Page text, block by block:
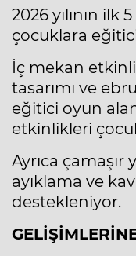
2026 yılının
çocuklara
İç mekan
tasarımı ve
eğitici oyun
etkinlikleri
Ayrıca
ayıklama ve
destekleniyor.